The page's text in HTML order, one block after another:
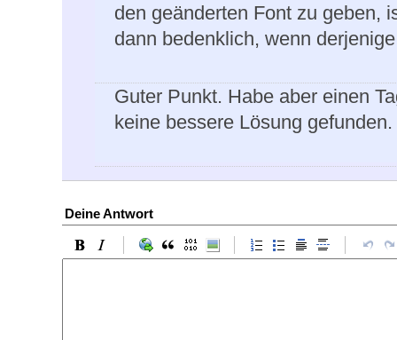
den geänderten Font zu geben,
dann bedenklich, wenn
Guter Punkt. Habe aber einen
keine bessere Lösung gefunden.
Deine Antwort